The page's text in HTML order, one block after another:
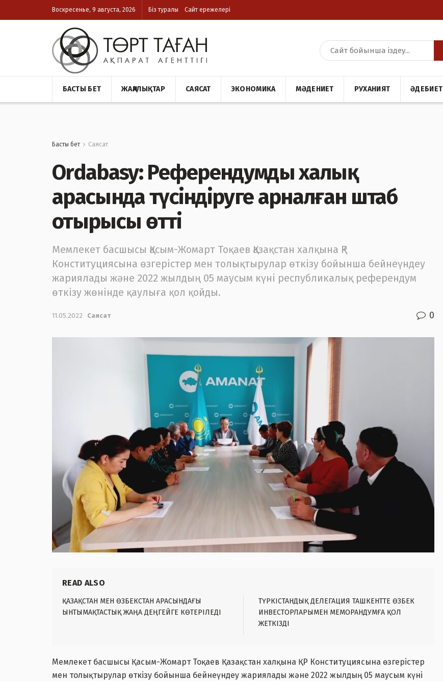
Воскресенье, 9 августа, 2026 Біз туралы Сайт ережелері
БАСТЫ БЕТ ЖАҢАЛЫҚТАР САЯСАТ ЭКОНОМИКА МӘДЕНИЕТ РУХАНИЯТ ӘДЕБИЕТ
Басты бет Саясат
Ordabasy: Референдумды халық
арасында түсіндіруге арналған штаб
отырысы өтті
Мемлекет басшысы Қасым-Жомарт Тоқаев Қазақстан халқына ҚР
Конституциясына өзгерістер мен толықтырулар өткізу бойынша бейнеүндеу
жариялады және 2022 жылдың 05 маусым күні республикалық референдум
өткізу жөнінде қаулыға қол қойды.
11.05.2022 Саясат 0
READ ALSO
ҚАЗАҚСТАН МЕН ӨЗБЕКСТАН АРАСЫНДАҒЫ
ЫНТЫМАҚТАСТЫҚ ЖАҢА ДЕҢГЕЙГЕ КӨТЕРІЛЕДІ
ТҮРКІСТАНДЫҚ ДЕЛЕГАЦИЯ ТАШКЕНТТЕ ӨЗБЕК
ИНВЕСТОРЛАРЫМЕН МЕМОРАНДУМҒА ҚОЛ
ЖЕТКІЗДІ
Мемлекет басшысы Қасым-Жомарт Тоқаев Қазақстан халқына ҚР Конституциясына өзгерістер
мен толықтырулар өткізу бойынша бейнеүндеу жариялады және 2022 жылдың 05 маусым күні